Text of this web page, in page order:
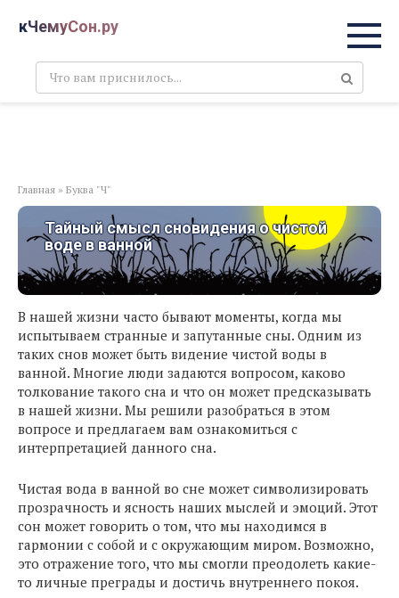
кЧемуСон.ру
Поиск:
Главная » Буква "Ч"
Тайный смысл сновидения о чистой
воде в ванной
В нашей жизни часто бывают моменты, когда мы
испытываем странные и запутанные сны. Одним из
таких снов может быть видение чистой воды в
ванной. Многие люди задаются вопросом, каково
толкование такого сна и что он может предсказывать
в нашей жизни. Мы решили разобраться в этом
вопросе и предлагаем вам ознакомиться с
интерпретацией данного сна.
Чистая вода в ванной во сне может символизировать
прозрачность и ясность наших мыслей и эмоций. Этот
сон может говорить о том, что мы находимся в
гармонии с собой и с окружающим миром. Возможно,
это отражение того, что мы смогли преодолеть какие-
то личные преграды и достичь внутреннего покоя.